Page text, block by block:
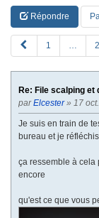
Répondre
R
E
1 …
Re: File scalping et
parElcester» 17
Je suis en train de
bureau et je
ça ressemble à cela
encore
qu'est ce que vous